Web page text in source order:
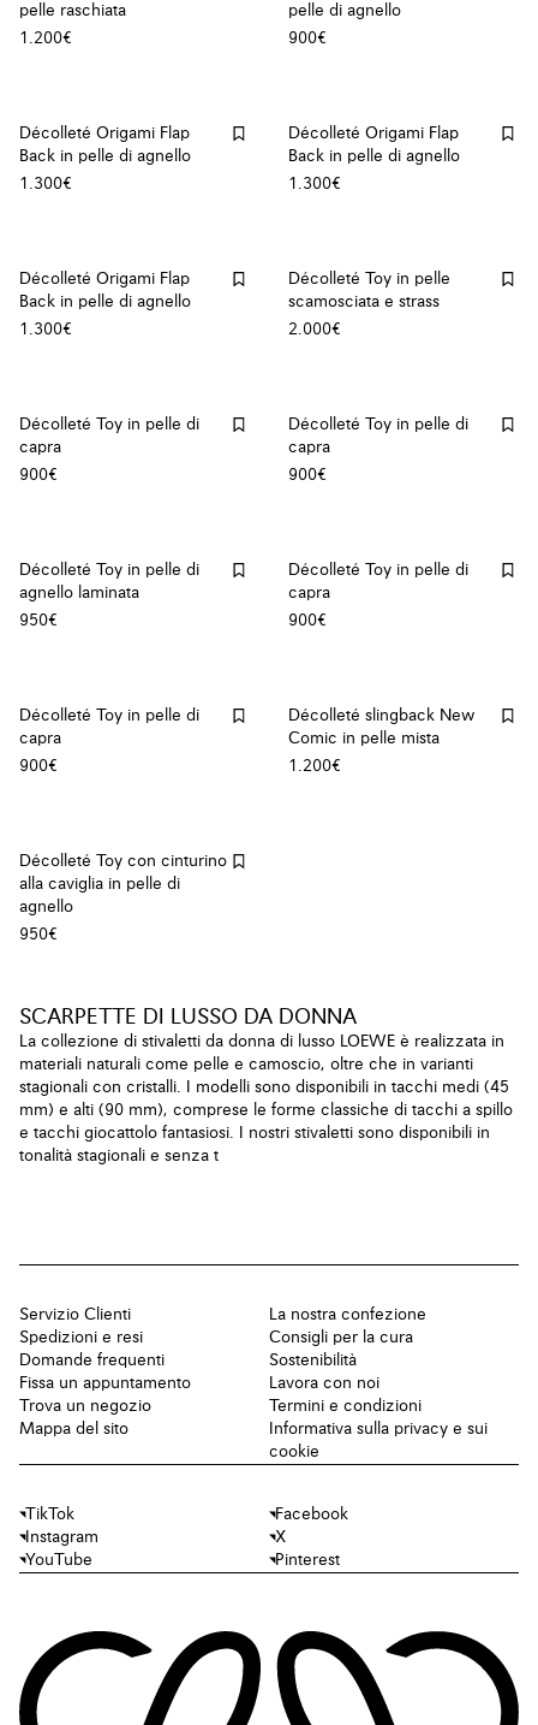
pelle raschiata
1.200€
pelle di agnello
900€
Décolleté Origami Flap
Back in pelle di agnello
1.300€
Décolleté Origami Flap
Back in pelle di agnello
1.300€
Décolleté Origami Flap
Back in pelle di agnello
1.300€
Décolleté Toy in pelle
scamosciata e strass
2.000€
Décolleté Toy in pelle di
capra
900€
Décolleté Toy in pelle di
capra
900€
Décolleté Toy in pelle di
agnello laminata
950€
Décolleté Toy in pelle di
capra
900€
Décolleté Toy in pelle di
capra
900€
Décolleté slingback New
Comic in pelle mista
1.200€
Décolleté Toy con cinturino
alla caviglia in pelle di
agnello
950€
SCARPETTE DI LUSSO DA DONNA
La collezione di stivaletti da donna di lusso LOEWE è realizzata in
materiali naturali come pelle e camoscio, oltre che in varianti
stagionali con cristalli. I modelli sono disponibili in tacchi medi (45
mm) e alti (90 mm), comprese le forme classiche di tacchi a spillo
e tacchi giocattolo fantasiosi. I nostri stivaletti sono disponibili in
tonalità stagionali e senza t
Servizio Clienti
Spedizioni e resi
Domande frequenti
Fissa un appuntamento
Trova un negozio
Mappa del sito
La nostra confezione
Consigli per la cura
Sostenibilità
Lavora con noi
Termini e condizioni
Informativa sulla privacy e sui
cookie
TikTok
Facebook
Instagram
X
YouTube
Pinterest